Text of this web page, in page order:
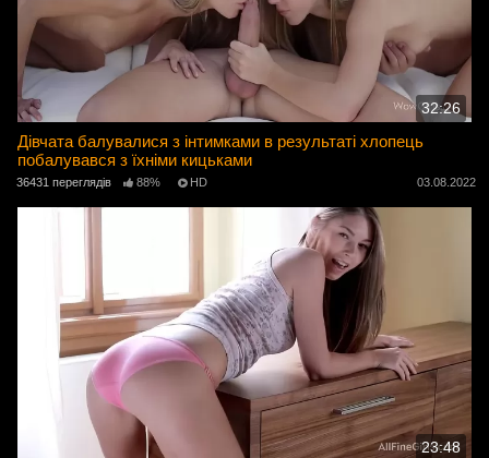
32:26
Дівчата балувалися з інтимками в результаті хлопець
побалувався з їхніми кицьками
36431 переглядів 88% HD 03.08.2022
23:48